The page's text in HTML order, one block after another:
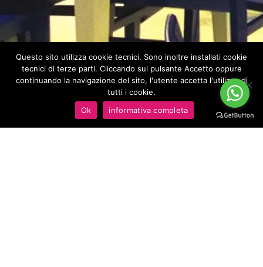
Questo sito utilizza cookie tecnici. Sono inoltre installati cookie
tecnici di terze parti. Cliccando sul pulsante Accetto oppure
continuando la navigazione del sito, l'utente accetta l'utilizzo di
tutti i cookie.
Ok
informativa completa